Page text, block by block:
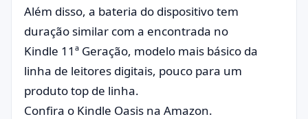
Além disso, a bateria do dispositivo tem
duração similar com a encontrada no
Kindle 11ª Geração, modelo mais básico da
linha de leitores digitais, pouco para um
produto top de linha.
Confira o Kindle Oasis na Amazon.